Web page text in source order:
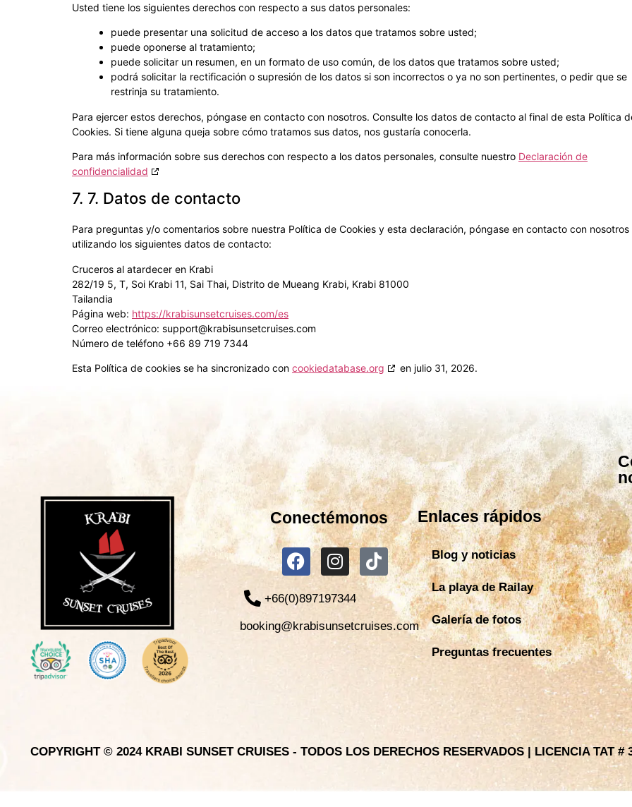
Usted tiene los siguientes derechos con respecto a sus datos personales:
puede presentar una solicitud de acceso a los datos que tratamos sobre usted;
puede oponerse al tratamiento;
puede solicitar un resumen, en un formato de uso común, de los datos que tratamos sobre usted;
podrá solicitar la rectificación o supresión de los datos si son incorrectos o ya no son pertinentes, o pedir que se
restrinja su tratamiento.
Para ejercer estos derechos, póngase en contacto con nosotros. Consulte los datos de contacto al final de esta Política
Cookies. Si tiene alguna queja sobre cómo tratamos sus datos, nos gustaría conocerla.
Para más información sobre sus derechos con respecto a los datos personales, consulte nuestro Declaración de
confidencialidad
7. 7. Datos de contacto
Para preguntas y/o comentarios sobre nuestra Política de Cookies y esta declaración, póngase en contacto con nosotros
utilizando los siguientes datos de contacto:
Cruceros al atardecer en Krabi
282/19 5, T, Soi Krabi 11, Sai Thai, Distrito de Mueang Krabi, Krabi 81000
Tailandia
Página web: https://krabisunsetcruises.com/es
Correo electrónico: support@krabisunsetcruises.com
Número de teléfono +66 89 719 7344
Esta Política de cookies se ha sincronizado con cookiedatabase.org en julio 31, 2026.
Conectémonos
+66(0)897197344
booking@krabisunsetcruises.com
Enlaces rápidos
Blog y noticias
La playa de Railay
Galería de fotos
Preguntas frecuentes
COPYRIGHT © 2024 KRABI SUNSET CRUISES - TODOS LOS DERECHOS RESERVADOS | LICENCIA TAT #